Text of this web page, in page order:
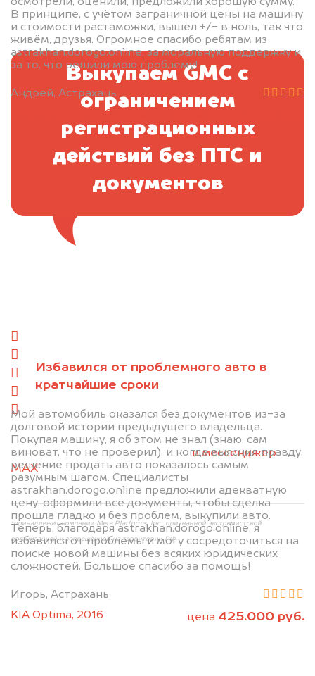
В принципе, с учётом заграничной цены на машину
и стоимости растаможки, вышёл +/- в ноль, так что
живём, друзья. Огромное спасибо ребятам из
astrakhan.dorogo.online, за моральную поддержку и
за то, что решили мою проблему!
Андрей, Астрахань
BMW 5 Series G30, 2020
Избавился от проблемного авто в
кратчайшие сроки
Мой автомобиль оказался без документов из-за
долговой истории предыдущего владельца.
Покупая машину, я об этом не знал (знаю, сам
виноват, что не проверил), и когда выяснил правду,
решение продать авто показалось самым
разумным шагом. Специалисты
astrakhan.dorogo.online предложили адекватную
цену, оформили все документы, чтобы сделка
прошла гладко и без проблем, выкупили авто.
Теперь, благодаря astrakhan.dorogo.online, я
избавился от проблемы и могу сосредоточиться на
поиске новой машины без всяких юридических
сложностей. Большое спасибо за помощь!
Игорь, Астрахань
KIA Optima, 2016
цена 425.000 руб.
Выкупаем GMC с
ограничением
регистрационных
действий без ПТС и
документов
слева
справа
салон
2. Отправьте фотографии на номер
+79584983298 по WhatsApp*,в мессенджер
MAXили на электронную почту
info@dorogo.online
*принадлежит компании Meta Platforms, Inc., признанной экстремистской
организацией и запрещённой на территории РФ